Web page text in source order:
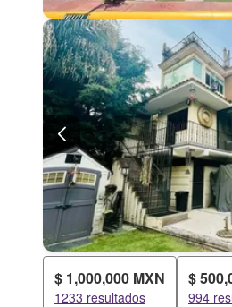
$ 1,000,000 MXN
1233 resultados
$
994